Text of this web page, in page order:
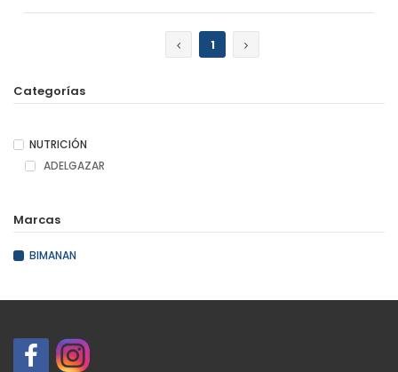
1
Categorías
NUTRICIÓN
ADELGAZAR
Marcas
BIMANAN